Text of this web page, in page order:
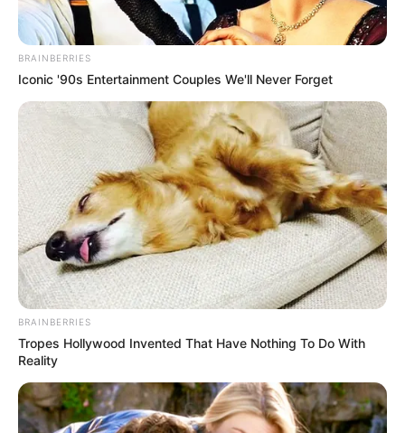
BRAINBERRIES
Iconic '90s Entertainment Couples We'll Never Forget
BRAINBERRIES
Tropes Hollywood Invented That Have Nothing To Do With
Reality